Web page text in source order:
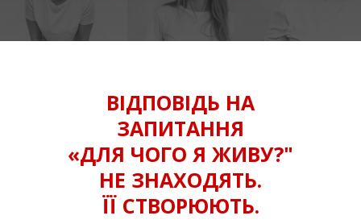
ВІДПОВІДЬ НА
ЗАПИТАННЯ
«ДЛЯ ЧОГО Я ЖИВУ?"
НЕ ЗНАХОДЯТЬ.
ЇЇ СТВОРЮЮТЬ.